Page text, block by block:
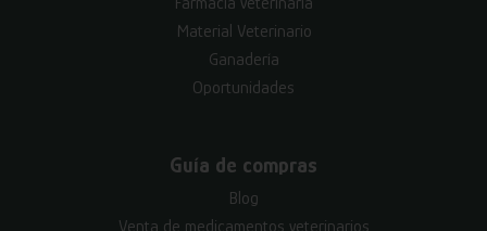
Material Veterinario
Ganadería
Oportunidades
Guía de compras
Blog
Venta de medicamentos veterinarios